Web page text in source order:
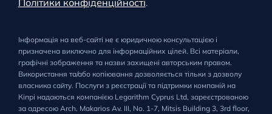
.
Інформація на веб-сайті не є юридичною консультацією і
призначена виключно для інформаційних цілей. Всі матеріали,
графічні зображення та назви захищені авторським правом.
Використання та/або копіювання дозволяється тільки з дозволу
власника сайту. Послуги з реєстрації та підтримки компаній на
Кіпрі надаються компанією Legarithm Cyprus Ltd, зареєстрованою
за адресою Arch. Makarios Av. III, No. 1-7, Mitsis Building 3, 3rd floor,